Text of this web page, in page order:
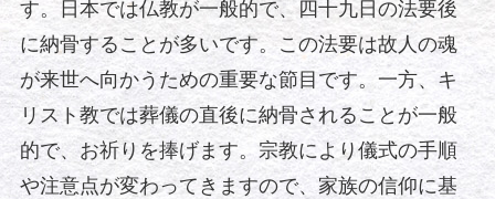
す。日本では仏教が一般的で、四十九日の法要後
に納骨することが多いです。この法要は故人の魂
が来世へ向かうための重要な節目です。一方、キ
リスト教では葬儀の直後に納骨されることが一般
的で、お祈りを捧げます。宗教により儀式の手順
や注意点が変わってきますので、家族の信仰に基